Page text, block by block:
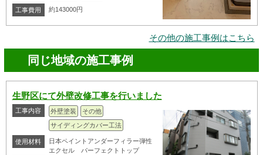
工事費用 約143000円
その他の施工事例はこちら
同じ地域の施工事例
生野区にて外壁改修工事を行いました
工事内容 外壁塗装
その他
サイディングカバー工法
使用材料
日本ペイントアンダーフィラー弾性
エクセル パーフェクトトップ